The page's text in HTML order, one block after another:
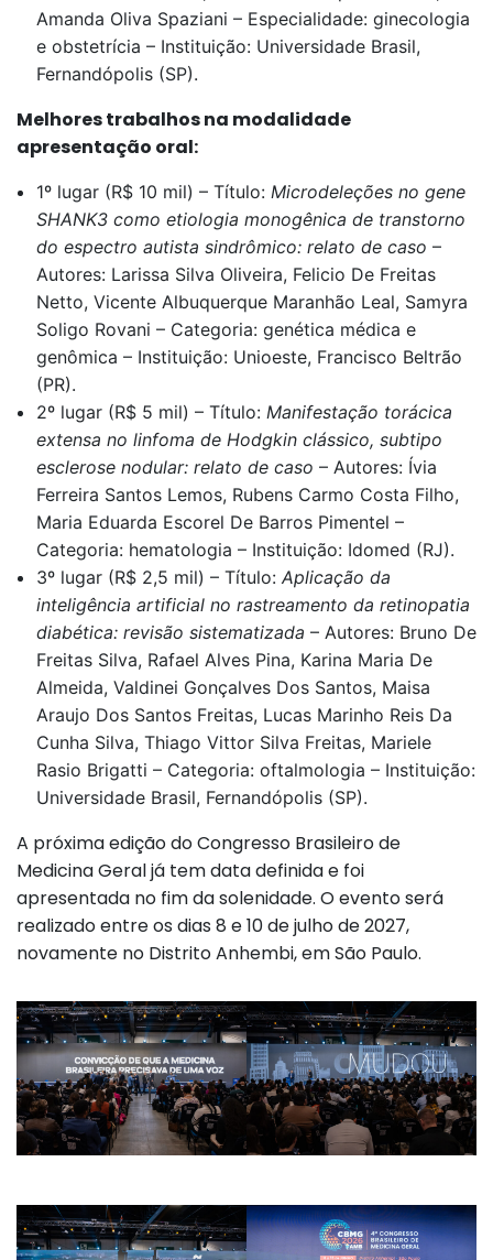
Amanda Oliva Spaziani – Especialidade: ginecologia
e obstetrícia – Instituição: Universidade Brasil,
Fernandópolis (SP).
Melhores trabalhos na modalidade
apresentação oral:
1º lugar (R$ 10 mil) – Título: Microdeleções no gene
SHANK3 como etiologia monogênica de transtorno
do espectro autista sindrômico: relato de caso –
Autores: Larissa Silva Oliveira, Felicio De Freitas
Netto, Vicente Albuquerque Maranhão Leal, Samyra
Soligo Rovani – Categoria: genética médica e
genômica – Instituição: Unioeste, Francisco Beltrão
(PR).
2º lugar (R$ 5 mil) – Título: Manifestação torácica
extensa no linfoma de Hodgkin clássico, subtipo
esclerose nodular: relato de caso – Autores: Ívia
Ferreira Santos Lemos, Rubens Carmo Costa Filho,
Maria Eduarda Escorel De Barros Pimentel –
Categoria: hematologia – Instituição: Idomed (RJ).
3º lugar (R$ 2,5 mil) – Título: Aplicação da
inteligência artificial no rastreamento da retinopatia
diabética: revisão sistematizada – Autores: Bruno De
Freitas Silva, Rafael Alves Pina, Karina Maria De
Almeida, Valdinei Gonçalves Dos Santos, Maisa
Araujo Dos Santos Freitas, Lucas Marinho Reis Da
Cunha Silva, Thiago Vittor Silva Freitas, Mariele
Rasio Brigatti – Categoria: oftalmologia – Instituição:
Universidade Brasil, Fernandópolis (SP).
A próxima edição do Congresso Brasileiro de
Medicina Geral já tem data definida e foi
apresentada no fim da solenidade. O evento será
realizado entre os dias 8 e 10 de julho de 2027,
novamente no Distrito Anhembi, em São Paulo.